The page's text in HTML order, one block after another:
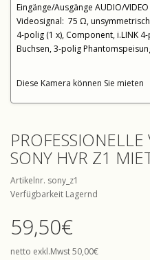
Eingänge/Ausgänge AUDIO/
Videosignal: 75 Ω,
4-polig (1 x), Component, i.LINK
Buchsen, 3-polig
Diese Kamera können Sie mieten
SONY HVR Z1
Artikelnr. sony_z1
Verfügbarkeit Lagernd
59,50€
netto exkl.Mwst 50,00€